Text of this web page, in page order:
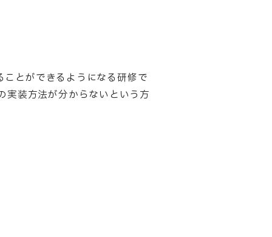
とができるようになる研修で
装方法が分からないという方